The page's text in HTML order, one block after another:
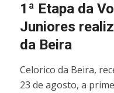
1ª Etapa da
Juniores
da Beira
Celorico da Beira,
23 de agosto, a